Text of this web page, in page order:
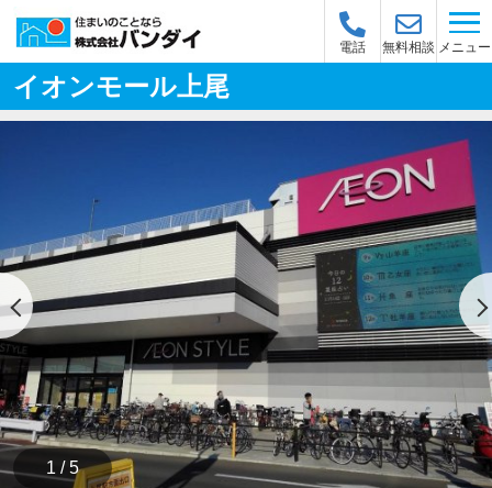
電話 無料相談 メニュー
イオンモール上尾
1 / 5